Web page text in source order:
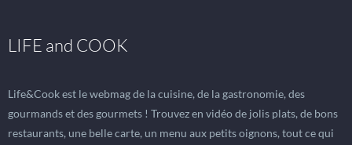
LIFE and COOK
Life&Cook est le webmag de la cuisine, de la gastronomie, des
gourmands et des gourmets ! Trouvez en vidéo de jolis plats, de bons
restaurants, une belle carte, un menu aux petits oignons, tout ce qui